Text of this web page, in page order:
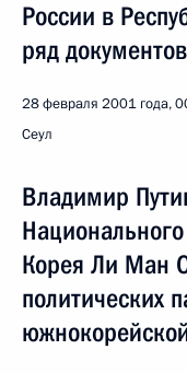
России в
ряд документов
28 февраля 2001 года,
Сеул
Владимир
Корея Ли Ман
политических